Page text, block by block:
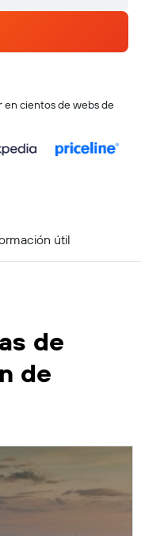
en cientos de webs de
útil
de
de